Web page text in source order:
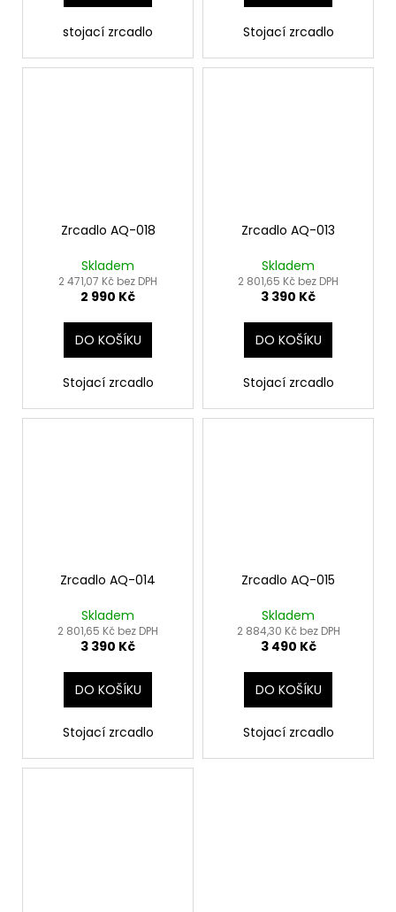
stojací zrcadlo Stojací zrcadlo
Zrcadlo AQ-018
Skladem
2 471,07 Kč bez DPH
2 990 Kč
DO KOŠÍKU
Stojací zrcadlo
Zrcadlo AQ-013
Skladem
2 801,65 Kč bez DPH
3 390 Kč
DO KOŠÍKU
Stojací zrcadlo
Zrcadlo AQ-014
Skladem
2 801,65 Kč bez DPH
3 390 Kč
DO KOŠÍKU
Stojací zrcadlo
Zrcadlo AQ-015
Skladem
2 884,30 Kč bez DPH
3 490 Kč
DO KOŠÍKU
Stojací zrcadlo